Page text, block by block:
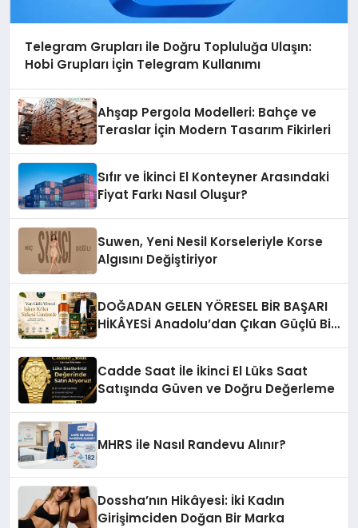
Telegram Grupları ile Doğru Topluluğa Ulaşın:
Hobi Grupları İçin Telegram Kullanımı
Ahşap Pergola Modelleri: Bahçe ve
Teraslar İçin Modern Tasarım Fikirleri
Sıfır ve İkinci El Konteyner Arasındaki
Fiyat Farkı Nasıl Oluşur?
Suwen, Yeni Nesil Korseleriyle Korse
Algısını Değiştiriyor
DOĞADAN GELEN YÖRESEL BİR BAŞARI
HİKÂYESİ Anadolu’dan Çıkan Güçlü Bir
Cadde Saat İle İkinci El Lüks Saat
Satışında Güven ve Doğru Değerleme
MHRS ile Nasıl Randevu Alınır?
Dossha’nın Hikâyesi: İki Kadın
Girişimciden Doğan Bir Marka